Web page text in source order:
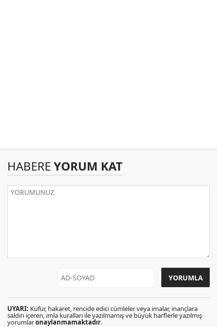
HABERE YORUM KAT
UYARI: Küfür, hakaret, rencide edici cümleler veya imalar, inançlara
saldırı içeren, imla kuralları ile yazılmamış ve büyük harflerle yazılmış
yorumlaronaylanmamaktadır.